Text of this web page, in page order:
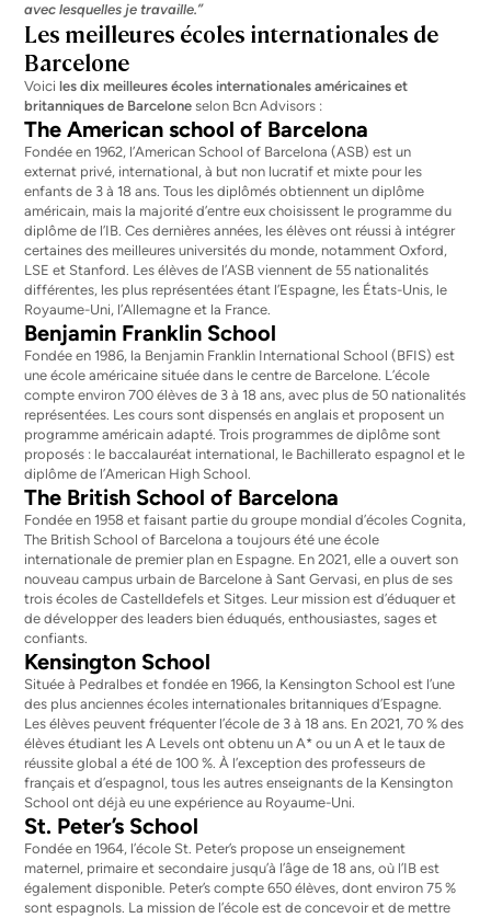
avec lesquelles je travaille.”
Les meilleures écoles internationales de
Barcelone
Voiciles dix meilleures écoles internationales américaines et
britanniques de Barcelone selon Bcn Advisors :
The American school of Barcelona
Fondée en 1962, l’American School of Barcelona (ASB) est un
externat privé, international, à but non lucratif et mixte pour les
enfants de 3 à 18 ans. Tous les diplômés obtiennent un diplôme
américain, mais la majorité d’entre eux choisissent le programme du
diplôme de l’IB. Ces dernières années, les élèves ont réussi à intégrer
certaines des meilleures universités du monde, notamment Oxford,
LSE et Stanford. Les élèves de l’ASB viennent de 55 nationalités
différentes, les plus représentées étant l’Espagne, les États-Unis, le
Royaume-Uni, l’Allemagne et la France.
Benjamin Franklin School
Fondée en 1986, la Benjamin Franklin International School (BFIS) est
une école américaine située dans le centre de Barcelone. L’école
compte environ 700 élèves de 3 à 18 ans, avec plus de 50 nationalités
représentées. Les cours sont dispensés en anglais et proposent un
programme américain adapté. Trois programmes de diplôme sont
proposés : le baccalauréat international, le Bachillerato espagnol et le
diplôme de l’American High School.
The British School of Barcelona
Fondée en 1958 et faisant partie du groupe mondial d’écoles Cognita,
The British School of Barcelona a toujours été une école
internationale de premier plan en Espagne. En 2021, elle a ouvert son
nouveau campus urbain de Barcelone à Sant Gervasi, en plus de ses
trois écoles de Castelldefels et Sitges. Leur mission est d’éduquer et
de développer des leaders bien éduqués, enthousiastes, sages et
confiants.
Kensington School
Située à Pedralbes et fondée en 1966, la Kensington School est l’une
des plus anciennes écoles internationales britanniques d’Espagne.
Les élèves peuvent fréquenter l’école de 3 à 18 ans. En 2021, 70 % des
élèves étudiant les A Levels ont obtenu un A* ou un A et le taux de
réussite global a été de 100 %. À l’exception des professeurs de
français et d’espagnol, tous les autres enseignants de la Kensington
School ont déjà eu une expérience au Royaume-Uni.
St. Peter’s School
Fondée en 1964, l’école St. Peter’s propose un enseignement
maternel, primaire et secondaire jusqu’à l’âge de 18 ans, où l’IB est
également disponible. Peter’s compte 650 élèves, dont environ 75 %
sont espagnols. La mission de l’école est de concevoir et de mettre